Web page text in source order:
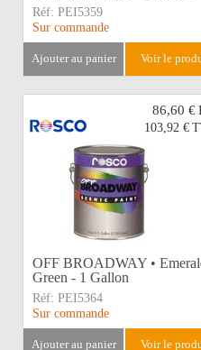
Réf: PEI5359
Sur commande
ajouter au panier voir le
86,60 €
103,92 €
OFF BROADWAY •
Green - 1 Gallon
Réf: PEI5364
Sur commande
ajouter au panier voir le